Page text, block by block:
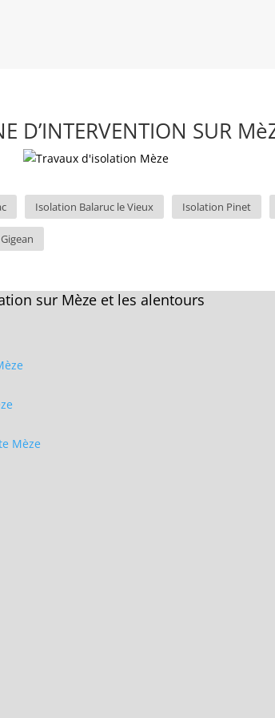
D’INTERVENTION SUR
Isolation Balaruc le Vieux Isolation Pinet
sur Mèze et les alentours
Mèze